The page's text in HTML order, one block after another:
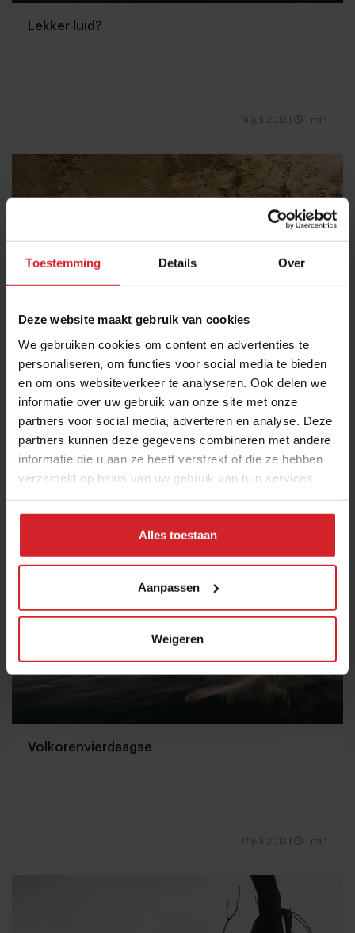
Toestemming Details Over
Deze website maakt gebruik van cookies
We gebruiken cookies om content en advertenties te
personaliseren, om functies voor social media te bieden
en om ons websiteverkeer te analyseren. Ook delen we
informatie over uw gebruik van onze site met onze
partners voor social media, adverteren en analyse. Deze
partners kunnen deze gegevens combineren met andere
informatie die u aan ze heeft verstrekt of die ze hebben
verzameld op basis van uw gebruik van hun services.
Alles toestaan
Aanpassen
Weigeren
Lekker luid?
18 juli 2012 1 min
Red door te eten
17 juli 2012| 1 min
Volkorenvierdaagse
17 juli 2012 1 min